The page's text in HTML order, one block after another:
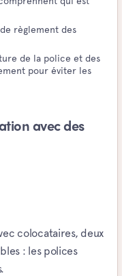
règlement des
de la police et des
pour éviter les
avec des
colocataires, deux
: les polices